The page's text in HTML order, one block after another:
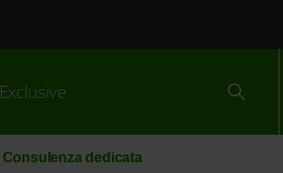
Exclusive ACCEDI
Consulenza dedicata